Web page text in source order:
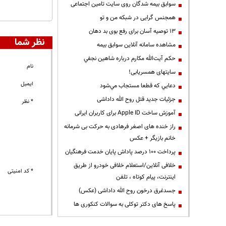
نظر شما
نام
ایمیل
* نظر
* کد امنیتی
سوابق بیمه شدگان روی سایت تامین اجتماعی
همجنس گرایی در شبکه من و تو
13 توصیه آسان برای رفع بوی بد دهان
مشاهده سامانه آنلاين سوابق بیمه
حكم آيت‌الله مكارم درباره شاهين نجفي
سایتهای همسریابی!
دعايي كه قطعا مستجاب مي‌شود
جزئیات جدید قتل روح الله داداشی
آموزش ساخت Apple ID برای کاربران ایرانی
راز خنده های اصغر فرهادی به حرکت بی شرمانه
خانم بازیگر + عکس
پرداخت ۱۰۰ درصد پاداش پایان خدمت فرهنگیان
خلافی آنلاین/استعلام خلافی خودرو از طریق
اینترنت، پیام کوتاه ، تلفن
جسدغرق درخون روح الله داداشی (عکس)
پاسخ های دکتر توکلی به سوالات کنکوری ها